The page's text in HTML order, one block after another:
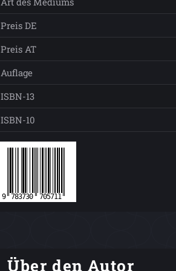
Preis DE
Preis AT
Auflage
ISBN-13
ISBN-10
Über den Autor